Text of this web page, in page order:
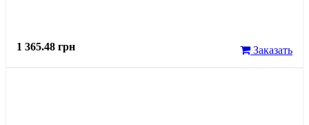
1 365.48 грн Заказать